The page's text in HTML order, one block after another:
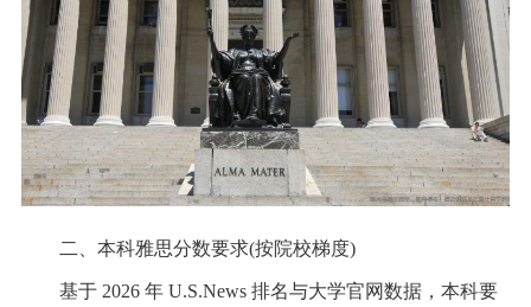
二、本科雅思分数要求(按院校梯度)
基于 2026 年 U.S.News 排名与大学官网数据，本科要